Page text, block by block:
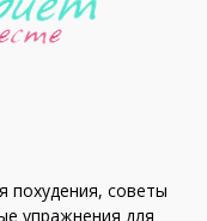
похудения, советы
упражнения для